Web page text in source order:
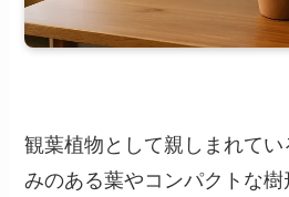
観葉植物として親しまれてい
みのある葉やコンパクトな